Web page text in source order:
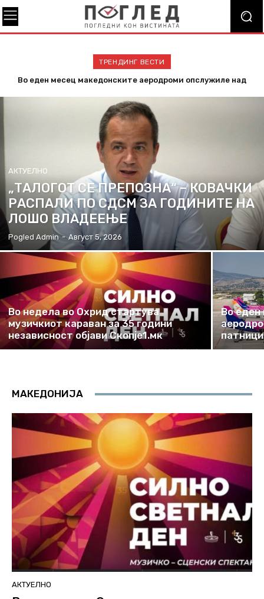
ТРЕНДИНГ ВЕСТИ
Во еден месец македонските аеродроми опслужиле над
Helios Medical – вашиот партнер за здрави коски и
АКТУЕЛНО
„ТАЛОГОТ СЕ ПРЕПОЗНА“ – КОВАЧКИ
РАСПАЛИ ПО СДСМ ЗА ГОДИНИТЕ НА
ЛОШО ВЛАДЕЕЊЕ
Pogled Admin - Август 5, 2026
Во недела во Охрид стартува
музичкиот караван за 35 години
независност објави Скопје1.мк
Во еден
патници
МАКЕДОНИЈА
АКТУЕЛНО